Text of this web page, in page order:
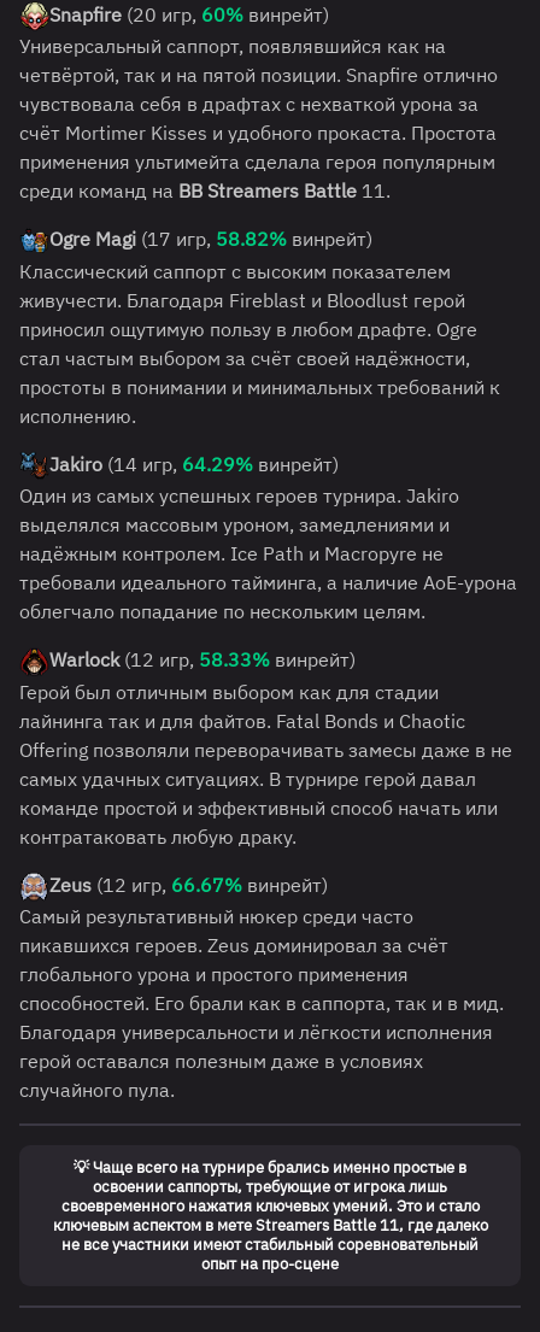
Snapfire (20 игр, 60% винрейт)
Универсальный саппорт, появлявшийся как на
четвёртой, так и на пятой позиции. Snapfire отлично
чувствовала себя в драфтах с нехваткой урона за
счёт Mortimer Kisses и удобного прокаста. Простота
применения ультимейта сделала героя популярным
среди команд на BB Streamers Battle 11.
Ogre Magi (17 игр, 58.82% винрейт)
Классический саппорт с высоким показателем
живучести. Благодаря Fireblast и Bloodlust герой
приносил ощутимую пользу в любом драфте. Ogre
стал частым выбором за счёт своей надёжности,
простоты в понимании и минимальных требований к
исполнению.
Jakiro (14 игр, 64.29% винрейт)
Один из самых успешных героев турнира. Jakiro
выделялся массовым уроном, замедлениями и
надёжным контролем. Ice Path и Macropyre не
требовали идеального тайминга, а наличие AoE-урона
облегчало попадание по нескольким целям.
Warlock(12 игр, 58.33% винрейт)
Герой был отличным выбором как для стадии
лайнинга так и для файтов. Fatal Bonds и Chaotic
Offering позволяли переворачивать замесы даже в не
самых удачных ситуациях. В турнире герой давал
команде простой и эффективный способ начать или
контратаковать любую драку.
Zeus (12 игр, 66.67% винрейт)
Самый результативный нюкер среди часто
пикавшихся героев. Zeus доминировал за счёт
глобального урона и простого применения
способностей. Его брали как в саппорта, так и в мид.
Благодаря универсальности и лёгкости исполнения
герой оставался полезным даже в условиях
случайного пула.
💡 Чаще всего на турнире брались именно простые в
освоении саппорты, требующие от игрока лишь
своевременного нажатия ключевых умений. Это и стало
ключевым аспектом в мете Streamers Battle 11, где далеко
не все участники имеют стабильный соревновательный
опыт на про-сцене